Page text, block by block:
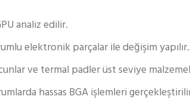
analiz edilir.
elektronik parçalar ile değişim yapılır.
ve termal padler üst seviye
hassas BGA işlemleri